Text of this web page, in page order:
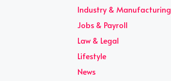
Industry & Manufacturing
Jobs & Payroll
Law & Legal
Lifestyle
News